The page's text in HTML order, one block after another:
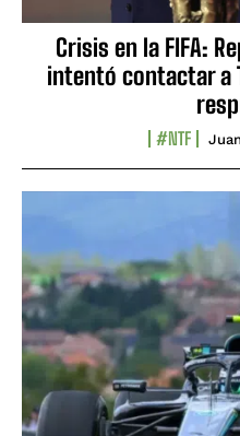
Crisis en la FIFA:
intentó contactar a
#NTF